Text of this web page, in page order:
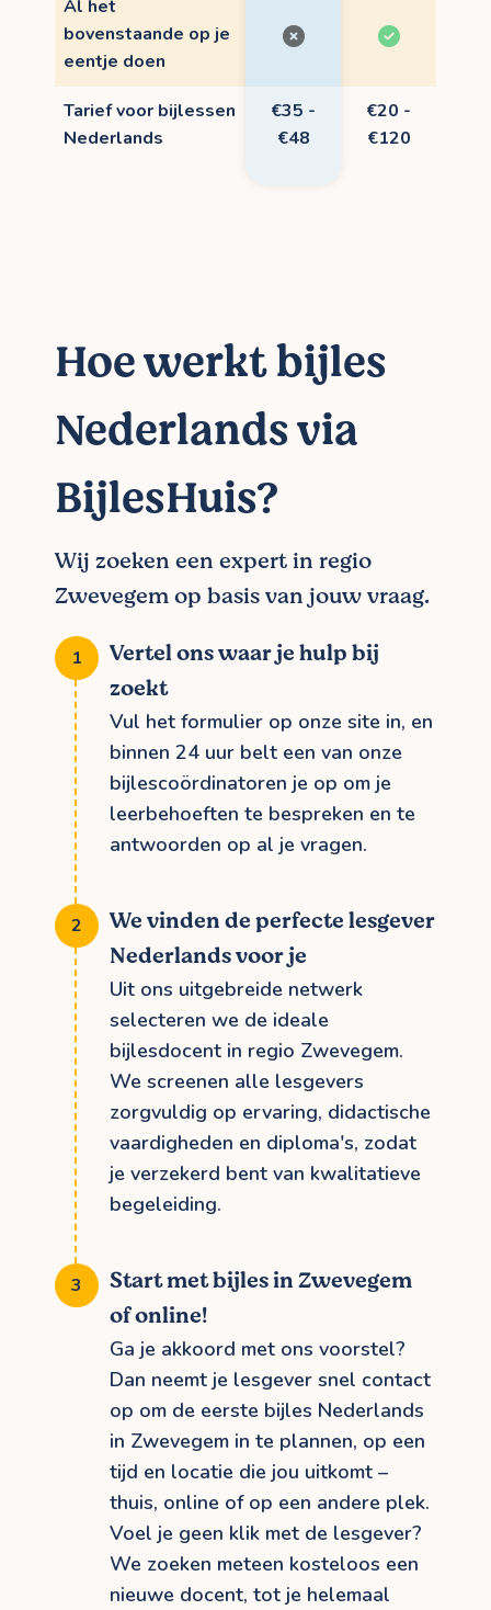
Al het
bovenstaande op je
eentje doen
Tarief voor bijlessen
Nederlands
€35 -
€48
€20 -
€120
Hoe werkt bijles
Nederlands via
BijlesHuis?
Wij zoeken een expert in regio
Zwevegem op basis van jouw vraag.
Vertel ons waar je hulp bij
zoekt
Vul het formulier op onze site in, en
binnen 24 uur belt een van onze
bijlescoördinatoren je op om je
leerbehoeften te bespreken en te
antwoorden op al je vragen.
We vinden de perfecte lesgever
Nederlands voor je
Uit ons uitgebreide netwerk
selecteren we de ideale
bijlesdocent in regio Zwevegem.
We screenen alle lesgevers
zorgvuldig op ervaring, didactische
vaardigheden en diploma's, zodat
je verzekerd bent van kwalitatieve
begeleiding.
Start met bijles in Zwevegem
of online!
Ga je akkoord met ons voorstel?
Dan neemt je lesgever snel contact
op om de eerste bijles Nederlands
in Zwevegem in te plannen, op een
tijd en locatie die jou uitkomt –
thuis, online of op een andere plek.
Voel je geen klik met de lesgever?
We zoeken meteen kosteloos een
nieuwe docent, tot je helemaal